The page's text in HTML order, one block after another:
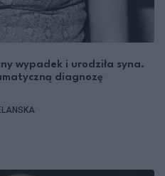
wypadek i urodziła syna.
diagnozę